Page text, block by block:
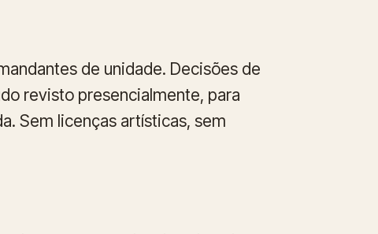
de unidade. Decisões de
revisto presencialmente, para
Sem licenças artísticas, sem